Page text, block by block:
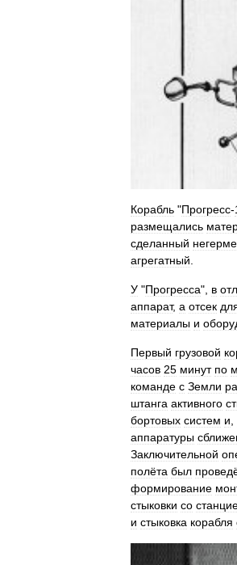
Корабль "Прогресс-
размещались
сделанный
агрегатный
У "Прогресса", в
аппарат, а отсек
материалы и
Первый грузовой
часов 25 минут по
команде с Земли
штанга активного
бортовых систем и
аппаратуры
Заключительной
полёта был
формирование
стыковки со
и стыковка корабля